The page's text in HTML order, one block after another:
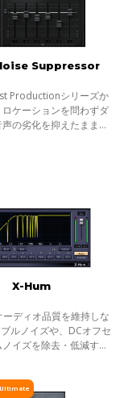
Suppressor
Productionシリーズか
ロケーションを問わずダ
の劣化を抑えたまま処
は、Waves Post
X-Hum
ディオ品質を維持しな
ルノイズや、DCオフセ
イズを除去・低減する
され、通常その国で使
Ultimate